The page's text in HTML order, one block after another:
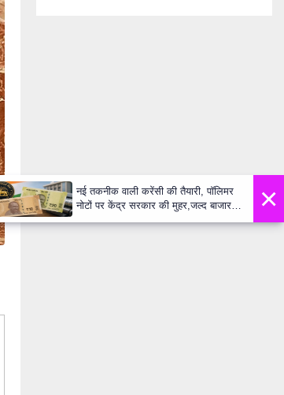
×
नई तकनीक वाली करेंसी की तैयारी, पॉलिमर
नोटों पर केंद्र सरकार की मुहर,जल्द बाजार में
दिखेंगे प्लास्टिक के ₹10 और ₹20 के नोट -